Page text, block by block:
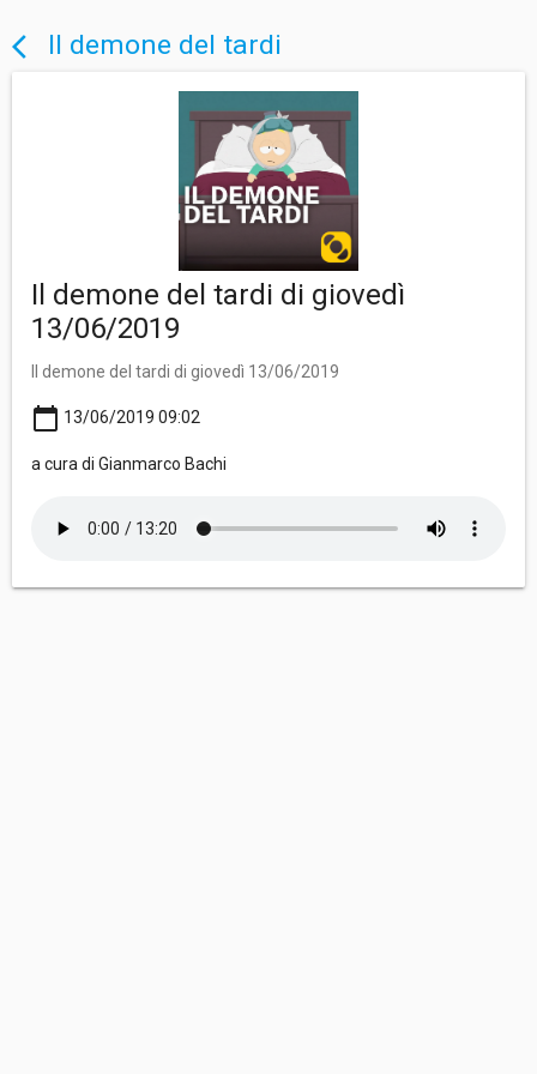
arrow_back_ios Il demone del tardi
Il demone del tardi di giovedì
13/06/2019
Il demone del tardi di giovedì 13/06/2019
calendar_today 13/06/2019 09:02
a cura di Gianmarco Bachi